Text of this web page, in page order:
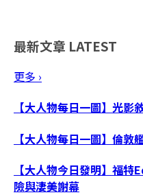
最新文章 LATEST
更多 ›
【大人物每日一圖】光
【大人物每日一圖】倫
【大人物今日發明】福
險與淒美謝幕